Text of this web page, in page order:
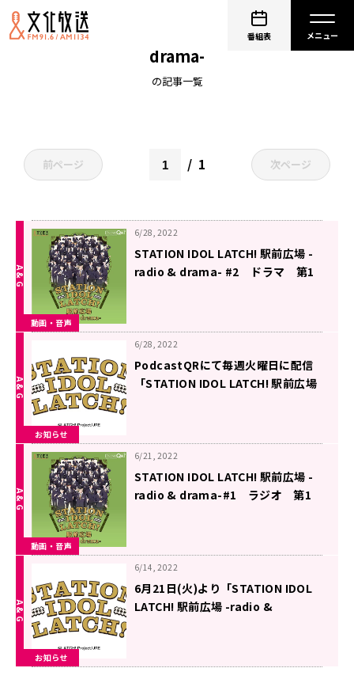
番組表
STATION IDOL LATCH! 駅前広場 -radio &
drama-
の記事一覧
前ページ 1 次ページ
動画・音声
6/28, 2022
STATION IDOL LATCH! 駅前広場 -
radio & drama- #2 ドラマ 第1
お知らせ
6/28, 2022
PodcastQRにて毎週火曜日に配信
「STATION IDOL LATCH! 駅前広場
動画・音声
6/21, 2022
STATION IDOL LATCH! 駅前広場 -
radio & drama-#1 ラジオ 第1
お知らせ
6/14, 2022
6月21日(火)より「STATION IDOL
LATCH! 駅前広場 -radio &